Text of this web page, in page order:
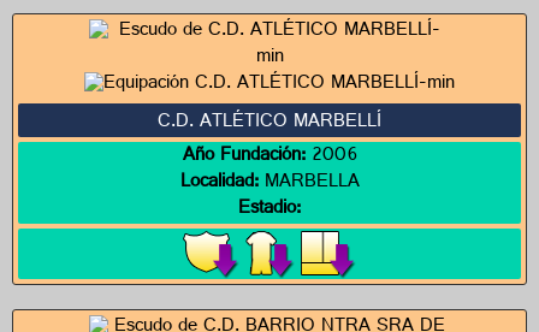
C.D. ATLÉTICO MARBELLÍ
Año Fundación:2006
Localidad:MARBELLA
Estadio: